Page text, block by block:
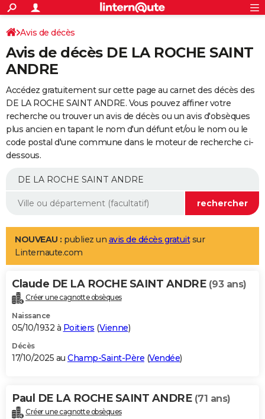
ACTUALITÉS
Politique
Société
Faits Divers
Education
Monde
Villes
+
SPORT
Coupe du monde 2026
Football
Tennis
Cyclisme
Rugby
Forum
FINANCE
Retraite
Impôts
Epargne
Immobilier
Risques naturels par ville
Banque
Assurance
Crédit
Essais
Réserver un essai
Citadines
Berlines
SUV
Forum auto
+
HIGH-TECH
Mobiles
Meilleur smartphone
Internet
Ordinateurs
Jeux vidéo
Guide high-tech
+
BRICOLAGE
Forum
Aménagement intérieur
Extérieur
Cuisine
Salle de bains
Jardinage
Rangement
WEEK-END
Guides de France
Escapades
Patrimoine
Expositions
Musées
Week-end nature
LIFESTYLE
Art de vivre
Bien-être
Loisirs
Mode
Modes de vie
+
Alimentation
Guide de la santé
Maladies
Médicaments
Sommeil
VOYAGE
Destinations
City break
Voyage nature
Voyage de noces
Forum
Climat
PHOTO
GUIDES D'ACHAT
BONS PLANS
CARTE DE VOEUX
Dictionnaire
Biographies
Citations
Expressions
Proverbes
PROGRAMME TV
Avis de décès
Avis de décès DE LA ROCHE SAINT
ANDRE
Accédez gratuitement sur cette page au carnet des décès des
DE LA ROCHE SAINT ANDRE. Vous pouvez affiner votre
recherche ou trouver un avis de décès ou un avis d'obsèques
plus ancien en tapant le nom d'un défunt et/ou le nom ou le
code postal d'une commune dans le moteur de recherche ci-
dessous.
NOUVEAU : publiez un avis de décès gratuitsur
Linternaute.com
Claude DE LA ROCHE SAINT ANDRE (93 ans)
Créer une cagnotte obsèques
Naissance
05/10/1932 à Poitiers (Vienne)
Décès
17/10/2025 au Champ-Saint-Père (Vendée)
Paul DE LA ROCHE SAINT ANDRE (71 ans)
Créer une cagnotte obsèques